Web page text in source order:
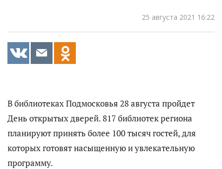
25 августа 2021 16:22
В библиотеках Подмосковья 28 августа пройдет
День открытых дверей. 817 библиотек региона
планируют принять более 100 тысяч гостей, для
которых готовят насыщенную и увлекательную
программу.